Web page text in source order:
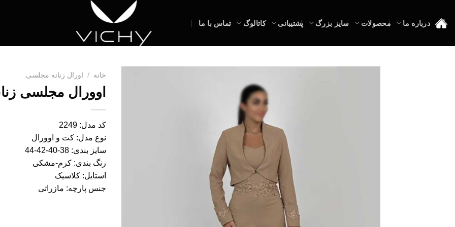
content
درباره ما محصولات سایز بزرگ پشتیبانی کاتالوگ تماس با ما
خانه / اورال زنانه مجلسی
اوورال مجلسی زنانه
کد مدل: 2249
نوع مدل: کت و اوورال
سایز بندی: 38-40-42-44
رنگ بندی: کرم-مشکی
استایل: کلاسیک
جنس پارچه: مازراتی